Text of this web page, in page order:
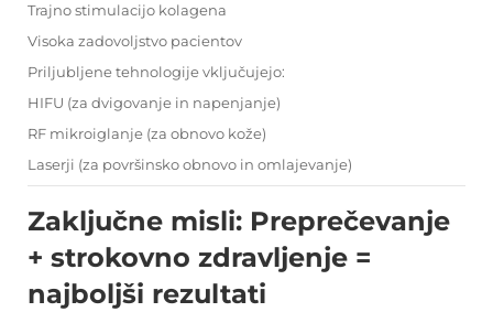
Trajno stimulacijo kolagena
Visoka zadovoljstvo pacientov
Priljubljene tehnologije vključujejo:
HIFU (za dvigovanje in napenjanje)
RF mikroiglanje (za obnovo kože)
Laserji (za površinsko obnovo in omlajevanje)
Zaključne misli: Preprečevanje
+ strokovno zdravljenje =
najboljši rezultati